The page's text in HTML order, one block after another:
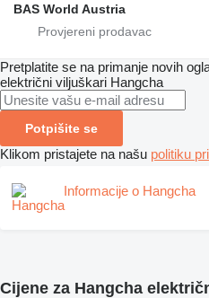
BAS World Austria
Pretplatite se na primanje novih
električni viljuškari Hangcha
Potpišite se
Klikom pristajete na našu politiku
Informacije o Hangcha
Cijene za Hangcha